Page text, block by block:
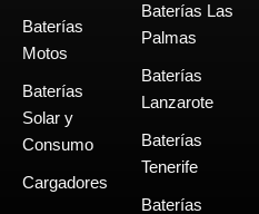
Baterías
Motos
Baterías
Solar y
Consumo
Cargadores
Baterías Las
Palmas
Baterías
Lanzarote
Baterías
Tenerife
Baterías